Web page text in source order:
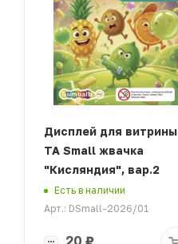
Дисплей для витрины
ТА Small жвачка
"Кисляндия", вар.2
Есть в наличии
Арт.: DSmall-2026/01